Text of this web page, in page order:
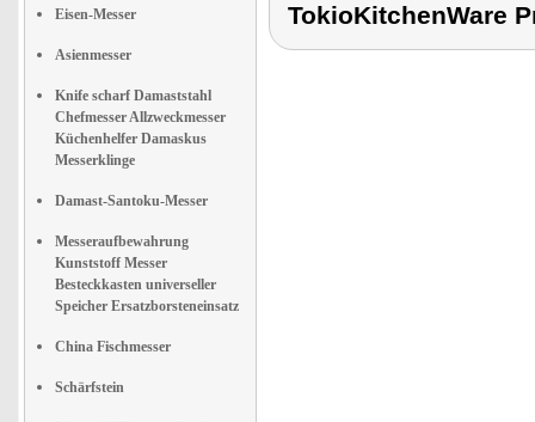
Eisen-Messer
Asienmesser
Knife scharf Damaststahl
Chefmesser Allzweckmesser
Küchenhelfer Damaskus
Messerklinge
Damast-Santoku-Messer
Messeraufbewahrung
Kunststoff Messer
Besteckkasten universeller
Speicher Ersatzborsteneinsatz
China Fischmesser
Schärfstein
TokioKitchenWare